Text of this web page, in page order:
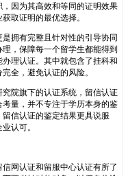
因为其高效和等同的证明效果
取证明的最优选择。
拥有完整且针对性的引导协同
，保障每一个留学生都能得到
理认证。其中就包含了挂科和
全，避免认证的风险。
院旗下的认证系统，留信认证
量，并不专注于学历本身的鉴
信认证的鉴定结果更具说服
认可。
网认证和留服中心认证有所了